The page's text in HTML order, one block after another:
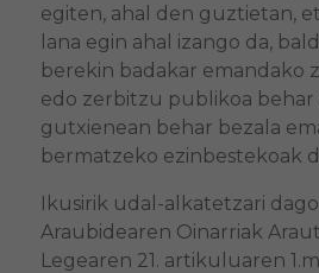
egiten, ahal den guztietan,
lana egin ahal izango da,
berekin badakar emandako
edo zerbitzu publikoa behar
gutxienean behar bezala
bermatzeko ezinbestekoak
Ikusirik udal-alkatetzari
Araubidearen Oinarriak
Legearen 21. artikuluaren